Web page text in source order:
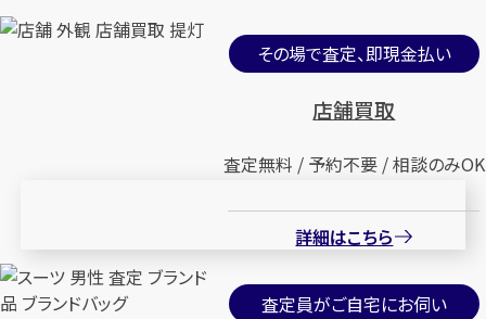
その場で査定、即現金払い
店舗買取
査定無料 / 予約不要 / 相談のみOK
詳細はこちら
査定員がご自宅にお伺い